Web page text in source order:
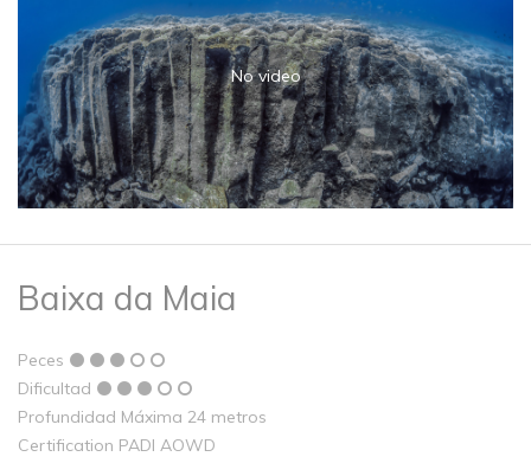
No video
Baixa da Maia
Peces
Dificultad
Profundidad Máxima 24 metros
Certification PADI AOWD